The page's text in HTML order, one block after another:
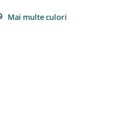
Mai multe culori